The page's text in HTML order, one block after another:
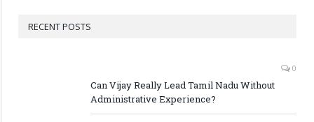
RECENT POSTS
0
Can Vijay Really Lead Tamil Nadu Without
Administrative Experience?